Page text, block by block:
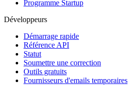
Programme Startup
Développeurs
Démarrage rapide
Référence API
Statut
Soumettre une correction
Outils gratuits
Fournisseurs d'emails temporaires